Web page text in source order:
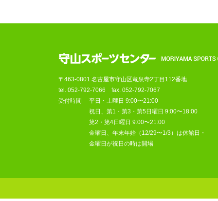
〒463-0801 名古屋市守山区竜泉寺2丁目112番地
tel. 052-792-7066 fax. 052-792-7067
受付時間
平日・土曜日 9:00〜21:00
祝日、第1・第3・第5日曜日 9:00〜18:00
第2・第4日曜日 9:00〜21:00
金曜日、年末年始（12/29〜1/3）は休館日・
金曜日が祝日の時は開場